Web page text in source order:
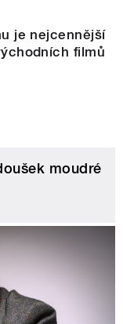
je nejcennější
filmů
moudré